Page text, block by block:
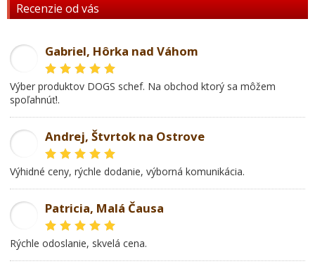
Recenzie od vás
Gabriel, Hôrka nad Váhom
Výber produktov DOGS schef. Na obchod ktorý sa môžem
spoľahnúť!.
Andrej, Štvrtok na Ostrove
Výhidné ceny, rýchle dodanie, výborná komunikácia.
Patricia, Malá Čausa
rýchle odoslanie, skvelá cena.